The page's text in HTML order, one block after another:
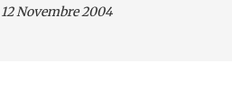
Novembre 2004